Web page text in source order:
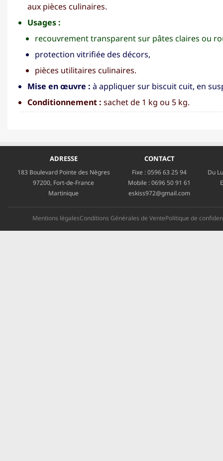
aux pièces culinaires.
Usages :
recouvrement transparent sur pâtes claires ou
protection vitrifiée des décors,
pièces utilitaires culinaires.
Mise en œuvre : à appliquer sur biscuit cuit, en
Conditionnement : sachet de 1 kg ou 5 kg.
ADRESSE
183 Boulevard Pointe des Nègres
97200, Fort-de-France
Martinique
CONTACT
Fixe :0596 63 25 94
Mobile :0696 50 91 61
eskiss972@gmail.com
Du
Mentions légalesConditions Générales de VentePolitique de